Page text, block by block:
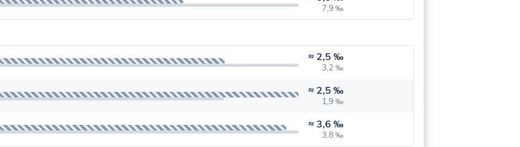
7,9 ‰
≈ 2,5 ‰
3,2 ‰
≈ 2,5 ‰
1,9 ‰
≈ 3,6 ‰
3,8 ‰